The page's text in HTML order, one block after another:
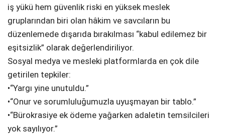
iş yükü hem güvenlik riski en yüksek meslek
gruplarından biri olan hâkim ve savcıların bu
düzenlemede dışarıda bırakılması “kabul edilemez bir
eşitsizlik” olarak değerlendiriliyor.
Sosyal medya ve mesleki platformlarda en çok dile
getirilen tepkiler:
•“Yargı yine unutuldu.”
•“Onur ve sorumluluğumuzla uyuşmayan bir tablo.”
•“Bürokrasiye ek ödeme yağarken adaletin temsilcileri
yok sayılıyor.”